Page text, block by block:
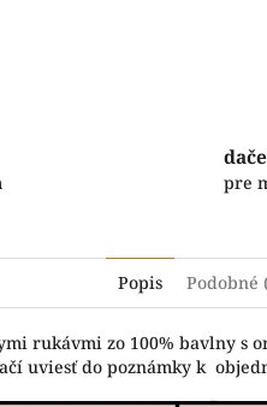
pre
Popis Podobné
rukávmi zo 100% bavlny
uviesť do poznámky k